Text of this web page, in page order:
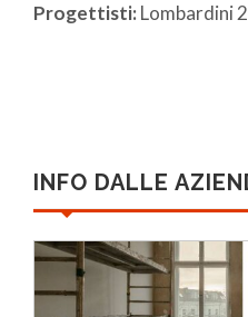
Progettisti: Lombardini
INFO DALLE